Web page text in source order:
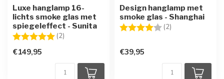
Luxe hanglamp 16-
lichts smoke glas met
spiegeleffect - Sunita
Beoordeling: (2)
€149,95
Design hanglamp met
smoke glas - Shanghai
Beoordeling: (2)
€39,95